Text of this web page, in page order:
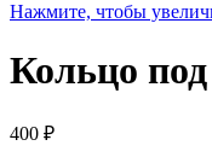
Нажмите, чтобы
Кольцо
400 ₽